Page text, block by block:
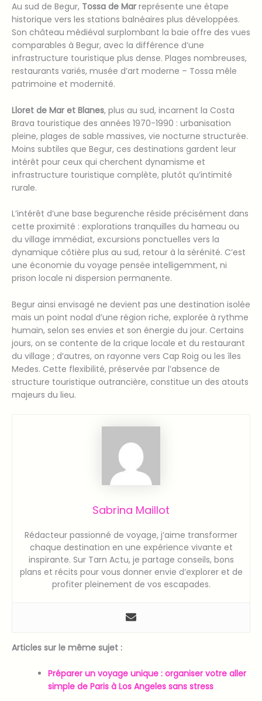
Au sud de Begur, Tossa de Mar représente une étape
historique vers les stations balnéaires plus développées.
Son château médiéval surplombant la baie offre des vues
comparables à Begur, avec la différence d’une
infrastructure touristique plus dense. Plages nombreuses,
restaurants variés, musée d’art moderne – Tossa mêle
patrimoine et modernité.
Lloret de Mar et Blanes, plus au sud, incarnent la Costa
Brava touristique des années 1970-1990 : urbanisation
pleine, plages de sable massives, vie nocturne structurée.
Moins subtiles que Begur, ces destinations gardent leur
intérêt pour ceux qui cherchent dynamisme et
infrastructure touristique complète, plutôt qu’intimité
rurale.
L’intérêt d’une base begurenche réside précisément dans
cette proximité : explorations tranquilles du hameau ou
du village immédiat, excursions ponctuelles vers la
dynamique côtière plus au sud, retour à la sérénité. C’est
une économie du voyage pensée intelligemment, ni
prison locale ni dispersion permanente.
Begur ainsi envisagé ne devient pas une destination isolée
mais un point nodal d’une région riche, explorée à rythme
humain, selon ses envies et son énergie du jour. Certains
jours, on se contente de la crique locale et du restaurant
du village ; d’autres, on rayonne vers Cap Roig ou les îles
Medes. Cette flexibilité, préservée par l’absence de
structure touristique outrancière, constitue un des atouts
majeurs du lieu.
Sabrina Maillot
Rédacteur passionné de voyage, j’aime transformer
chaque destination en une expérience vivante et
inspirante. Sur Tarn Actu, je partage conseils, bons
plans et récits pour vous donner envie d’explorer et de
profiter pleinement de vos escapades.
Articles sur le même sujet :
Préparer un voyage unique : organiser votre aller
simple de Paris à Los Angeles sans stress